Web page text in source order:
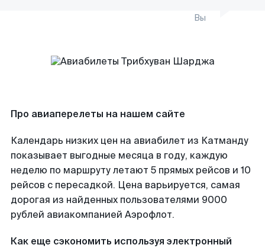
Вы
Про авиаперелеты на нашем сайте
Календарь низких цен на авиабилет из Катманду
показывает выгодные месяца в году, каждую
неделю по маршруту летают 5 прямых рейсов и 10
рейсов с пересадкой. Цена варьируется, самая
дорогая из найденных пользователями 9000
рублей авиакомпанией Аэрофлот.
Как еще сэкономить используя электронный